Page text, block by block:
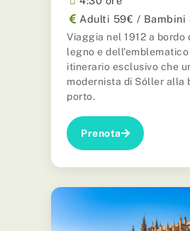
Adulti 59€ / Bambini
Viaggia nel 1912 a
legno e
itinerario esclusivo che
modernista di Sóller alla
porto.
Prenota